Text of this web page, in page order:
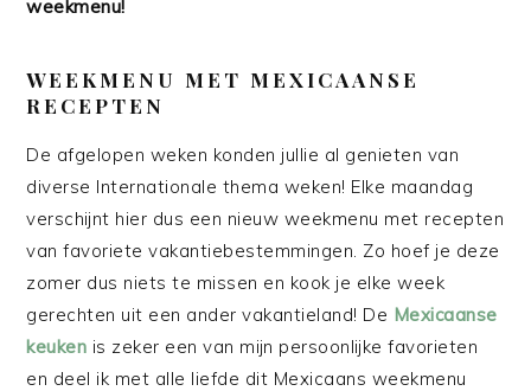
weekmenu!
WEEKMENU MET MEXICAANSE
RECEPTEN
De afgelopen weken konden jullie al genieten van
diverse Internationale thema weken! Elke maandag
verschijnt hier dus een nieuw weekmenu met recepten
van favoriete vakantiebestemmingen. Zo hoef je deze
zomer dus niets te missen en kook je elke week
gerechten uit een ander vakantieland! De Mexicaanse
keuken is zeker een van mijn persoonlijke favorieten
en deel ik met alle liefde dit Mexicaans weekmenu